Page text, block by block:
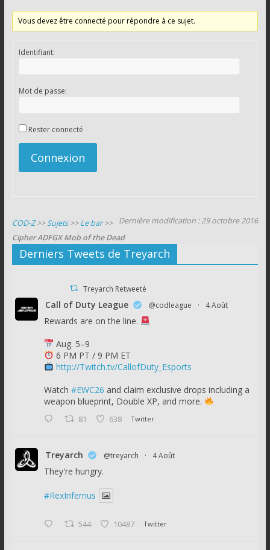
Vous devez être connecté pour répondre à ce sujet.
Identifiant:
Mot de passe:
Rester connecté
Connexion
Dernière modification : 29 octobre 2016
COD-Z>>Sujets>>Le bar>>
Cipher ADFGX Mob of the Dead
Derniers Tweets de Treyarch
Treyarch Retweeté
Call of Duty League @codleague · 4 Août
Rewards are on the line.
Aug. 5–9
6 PM PT / 9 PM ET
http://Twitch.tv/CallofDuty_Esports
Watch #EWC26 and claim exclusive drops including a
weapon blueprint, Double XP, and more.
81 638 Twitter
Treyarch @treyarch · 4 Août
They're hungry.
#RexInfernus
544 10487 Twitter